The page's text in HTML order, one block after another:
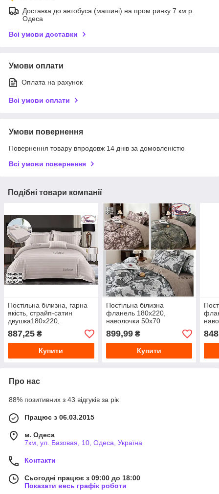
Доставка до автобуса (машині) на пром.ринку 7 км р.
Одеса
Всі умови доставки
Умови оплати
Оплата на рахунок
Всі умови оплати
Умови повернення
Повернення товару впродовж 14 днів за домовленістю
Всі умови повернення
Подібні товари компанії
Постільна білизна, гарна
якість, страйп-сатин
двушка180х220,
простирадло на резинці
887,25 ₴
Купити
Постільна білизна
фланель 180х220,
наволочки 50х70
899,99₴
Купити
Про нас
88% позитивних з 43 відгуків за рік
Працює з 06.03.2015
м. Одеса
7км, ул. Базовая, 10, Одеса, Україна
Контакти
Сьогодні працює з 09:00 до 18:00
Показати весь графік роботи